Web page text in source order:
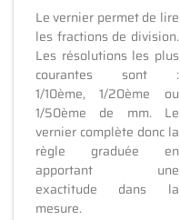
Le vernier permet de lire
les fractions de division.
Les résolutions les plus
courantes sont :
1/10ème, 1/20ème ou
1/50ème de mm. Le
vernier complète donc la
règle graduée en
apportant une
exactitude dans la
mesure.